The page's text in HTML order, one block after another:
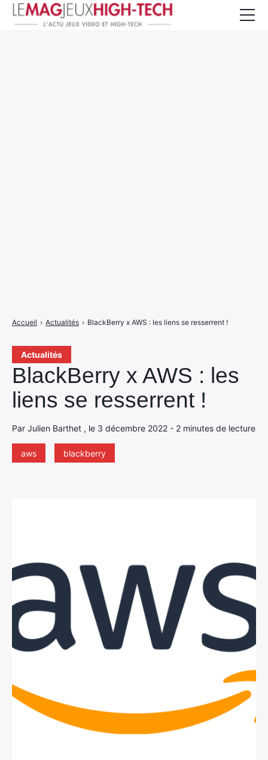
Actualités
BlackBerry x AWS : les
liens se resserrent !
Par Julien Barthet , le 3 décembre 2022 - 2 minutes de lecture
aws blackberry
Accueil › Actualités › BlackBerry x AWS : les liens se resserrent !